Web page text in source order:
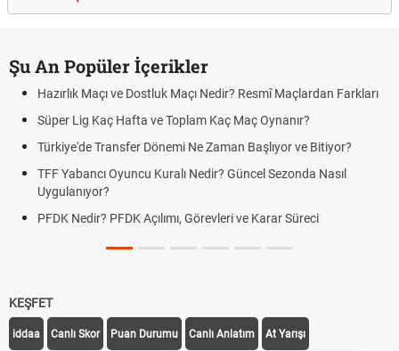
Şu An Popüler İçerikler
Hazırlık Maçı ve Dostluk Maçı Nedir? Resmî Maçlardan Farkları
Süper Lig Kaç Hafta ve Toplam Kaç Maç Oynanır?
Türkiye'de Transfer Dönemi Ne Zaman Başlıyor ve Bitiyor?
TFF Yabancı Oyuncu Kuralı Nedir? Güncel Sezonda Nasıl
Uygulanıyor?
PFDK Nedir? PFDK Açılımı, Görevleri ve Karar Süreci
KEŞFET
iddaa Canlı Skor Puan Durumu Canlı Anlatım At Yarışı